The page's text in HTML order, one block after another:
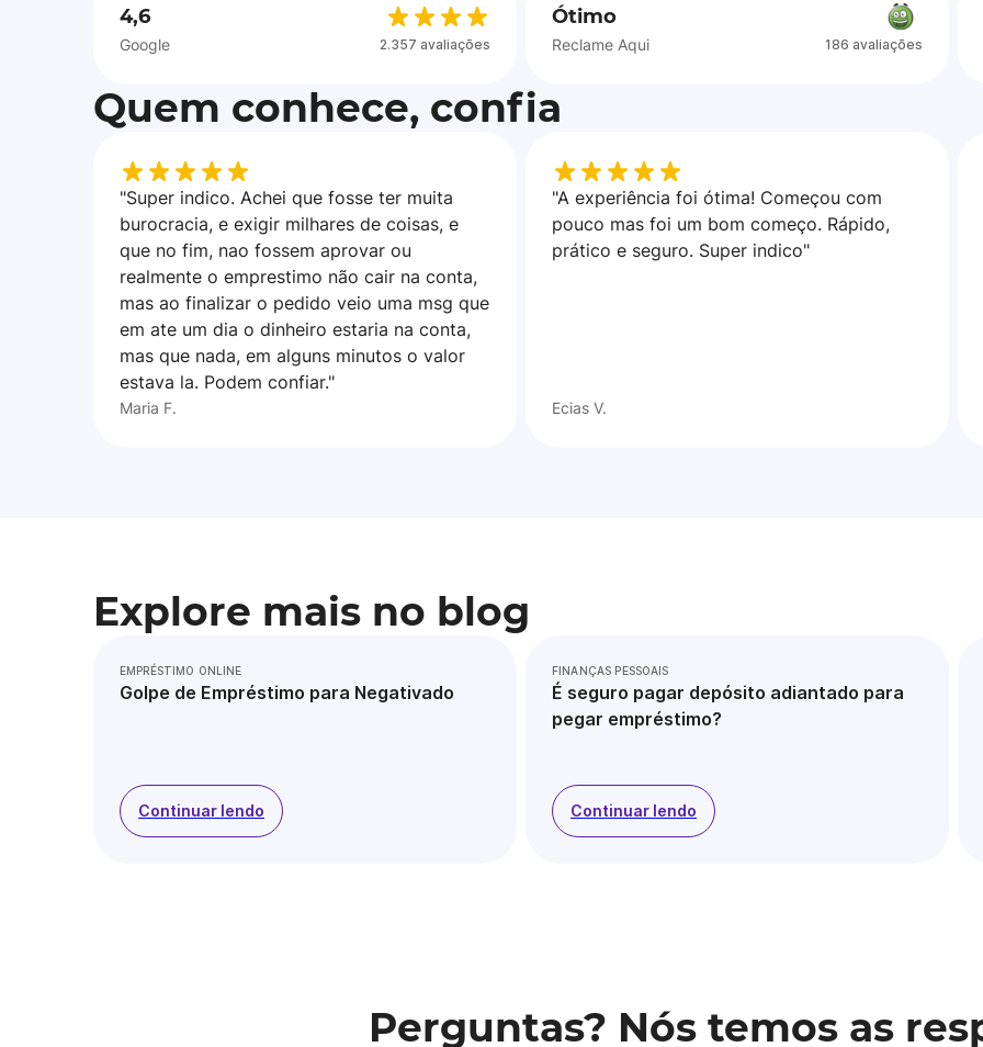
4,6
Google 2.357 avaliações
Ótimo
Reclame Aqui 186 avaliações
Quem conhece, confia
"Super indico. Achei que fosse ter muita
burocracia, e exigir milhares de coisas, e
que no fim, nao fossem aprovar ou
realmente o emprestimo não cair na conta,
mas ao finalizar o pedido veio uma msg que
em ate um dia o dinheiro estaria na conta,
mas que nada, em alguns minutos o valor
estava la. Podem confiar."
Maria F.
"A experiência foi ótima! Começou com
pouco mas foi um bom começo. Rápido,
prático e seguro. Super indico"
Ecias V.
Explore mais no blog
EMPRÉSTIMO ONLINE
Golpe de Empréstimo para Negativado
Continuar lendo
FINANÇAS PESSOAIS
É seguro pagar depósito adiantado para
pegar empréstimo?
Continuar lendo
Perguntas? Nós temos as